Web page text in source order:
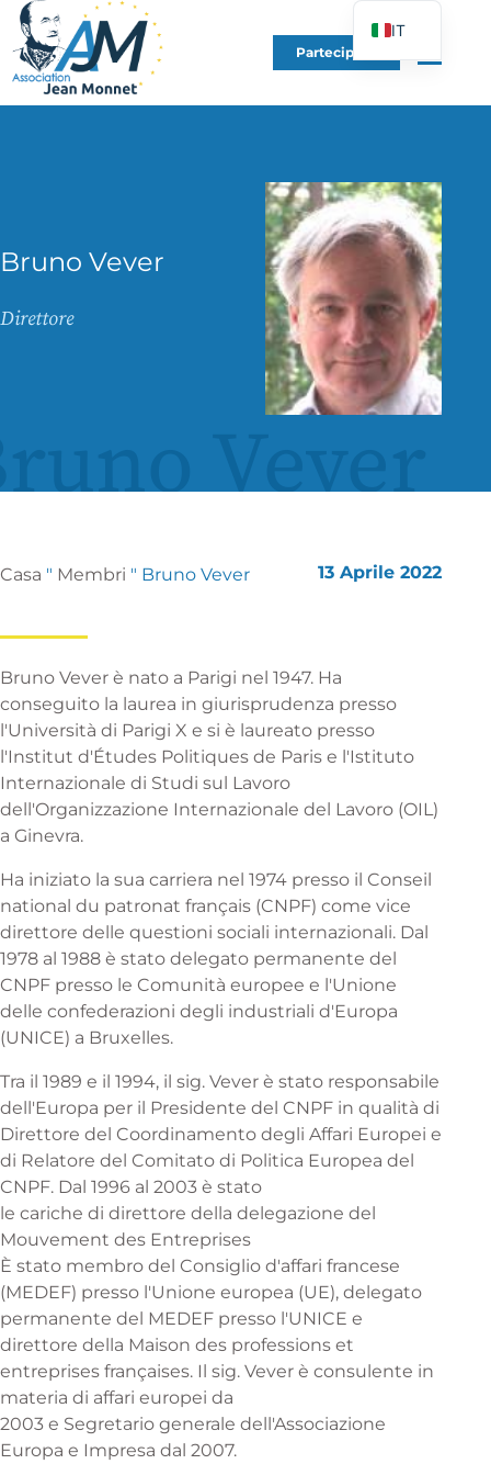
Partecipare
Bruno Vever
Direttore
Vever
Casa " Membri " Bruno Vever 13 Aprile 2022
Bruno Vever è nato a Parigi nel 1947. Ha
conseguito la laurea in giurisprudenza presso
l'Università di Parigi X e si è laureato presso
l'Institut d'Études Politiques de Paris e l'Istituto
Internazionale di Studi sul Lavoro
dell'Organizzazione Internazionale del Lavoro (OIL)
a Ginevra.
Ha iniziato la sua carriera nel 1974 presso il Conseil
national du patronat français (CNPF) come vice
direttore delle questioni sociali internazionali. Dal
1978 al 1988 è stato delegato permanente del
CNPF presso le Comunità europee e l'Unione
delle confederazioni degli industriali d'Europa
(UNICE) a Bruxelles.
Tra il 1989 e il 1994, il sig. Vever è stato responsabile
dell'Europa per il Presidente del CNPF in qualità di
Direttore del Coordinamento degli Affari Europei e
di Relatore del Comitato di Politica Europea del
CNPF. Dal 1996 al 2003 è stato
le cariche di direttore della delegazione del
Mouvement des Entreprises
È stato membro del Consiglio d'affari francese
(MEDEF) presso l'Unione europea (UE), delegato
permanente del MEDEF presso l'UNICE e
direttore della Maison des professions et
entreprises françaises. Il sig. Vever è consulente in
materia di affari europei da
2003 e Segretario generale dell'Associazione
Europa e Impresa dal 2007.
IT
FR
EN
PT
PL
UK